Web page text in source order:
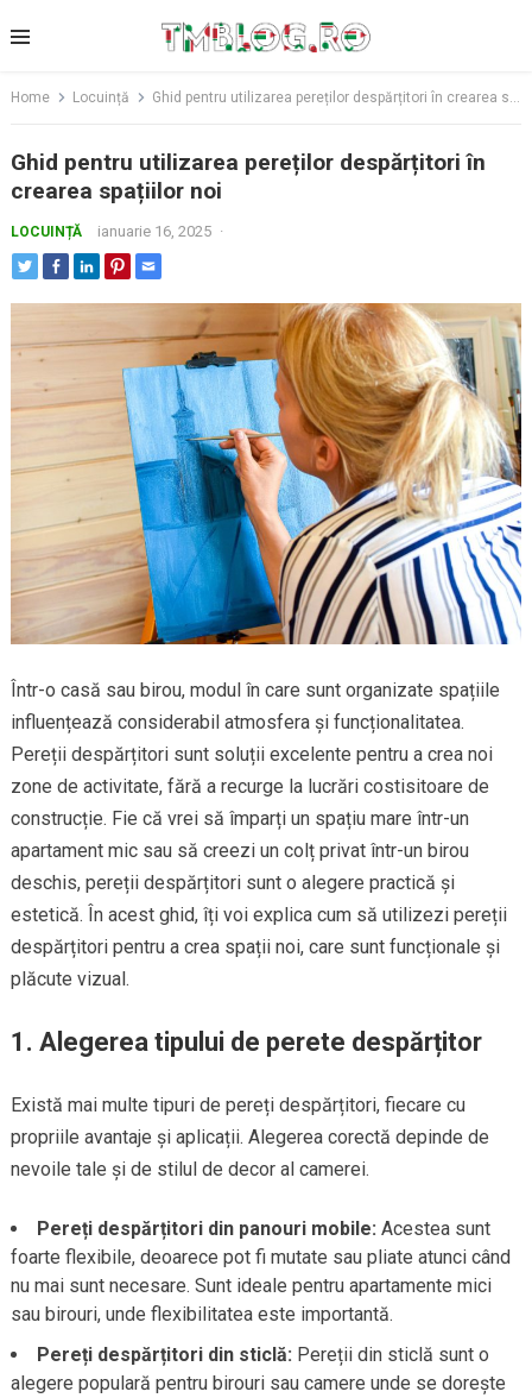
to
Home Locuință Ghid pentru utilizarea pereților despărțitori în crearea spațiilor noi
Ghid pentru utilizarea pereților despărțitori în
crearea spațiilor noi
LOCUINȚĂ ianuarie 16, 2025 ·
Într-o casă sau birou, modul în care sunt organizate spațiile
influențează considerabil atmosfera și funcționalitatea.
Pereții despărțitori sunt soluții excelente pentru a crea noi
zone de activitate, fără a recurge la lucrări costisitoare de
construcție. Fie că vrei să împarți un spațiu mare într-un
apartament mic sau să creezi un colț privat într-un birou
deschis, pereții despărțitori sunt o alegere practică și
estetică. În acest ghid, îți voi explica cum să utilizezi pereții
despărțitori pentru a crea spații noi, care sunt funcționale și
plăcute vizual.
1. Alegerea tipului de perete despărțitor
Există mai multe tipuri de pereți despărțitori, fiecare cu
propriile avantaje și aplicații. Alegerea corectă depinde de
nevoile tale și de stilul de decor al camerei.
Pereți despărțitori din panouri mobile: Acestea sunt
foarte flexibile, deoarece pot fi mutate sau pliate atunci când
nu mai sunt necesare. Sunt ideale pentru apartamente mici
sau birouri, unde flexibilitatea este importantă.
Pereți despărțitori din sticlă: Pereții din sticlă sunt o
alegere populară pentru birouri sau camere unde se dorește